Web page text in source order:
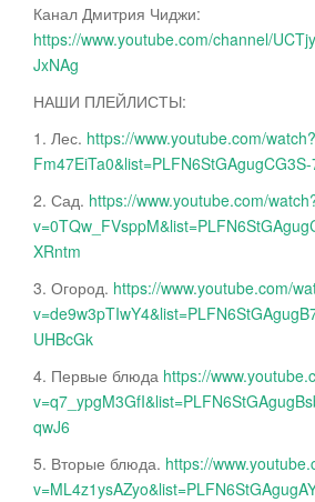
Канал Дмитрия Чиджи:
https://www.youtube.com/channel/
JxNAg
НАШИ ПЛЕЙЛИСТЫ:
1. Лес. https://www.youtube.com/
2. Сад. https://www.youtube.com/
XRntm
3. Огород. https://www.youtube.com/
UHBcGk
4. Первые блюда https://
qwJ6
5. Вторые блюда. https://